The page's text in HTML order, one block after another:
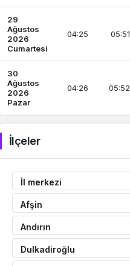
29
Ağustos
2026
Cumartesi
04:25 05:51
30
Ağustos
2026
Pazar
04:26 05:52
İlçeler
İl merkezi
Afşin
Andırın
Dulkadiroğlu